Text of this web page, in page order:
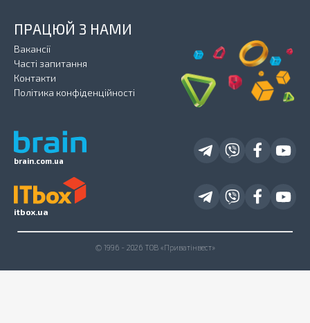
brain.com.ua
ПРАЦЮЙ З НАМИ
Вакансії
Часті запитання
Контакти
Політика конфіденційності
itbox.ua
© 1996 - 2026 ТОВ «Приватінвест»